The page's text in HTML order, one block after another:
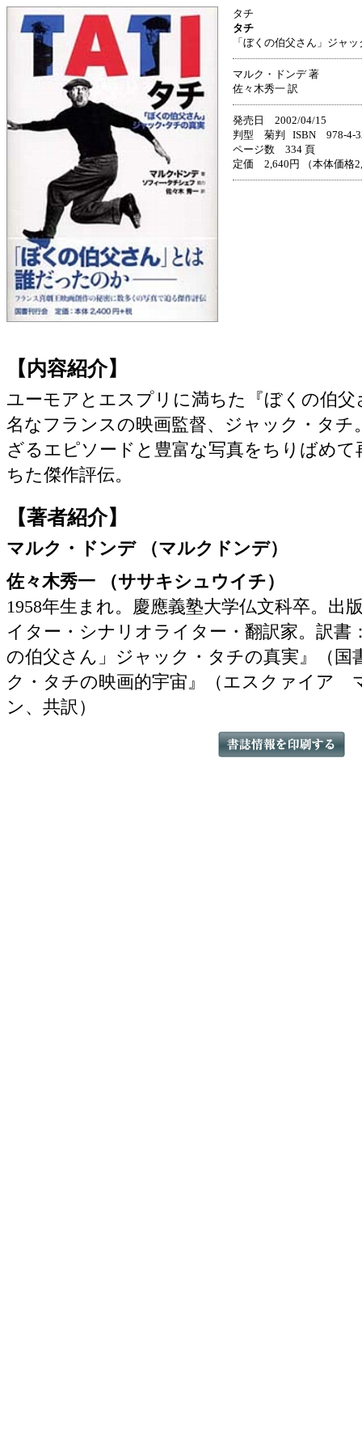
タチ
タチ
「ぼくの伯父さん」ジャ
マルク・ドンデ 著
佐々木秀一 訳
発売日 2002/04/15
判型 菊判 ISBN 978-4-
ページ数 334 頁
定価 2,640円 （本体価格
【内容紹介】
ユーモアとエスプリに満ちた『ぼくの伯
名なフランスの映画監督、ジャック・タチ
ざるエピソードと豊富な写真をちりばめて
ちた傑作評伝。
【著者紹介】
マルク・ドンデ （マルクドンデ）
佐々木秀一 （ササキシュウイチ）
1958年生まれ。慶應義塾大学仏文科卒。出
イター・シナリオライター・翻訳家。訳
の伯父さん」ジャック・タチの真実』（国
ク・タチの映画的宇宙』（エスクァイア
ン、共訳）